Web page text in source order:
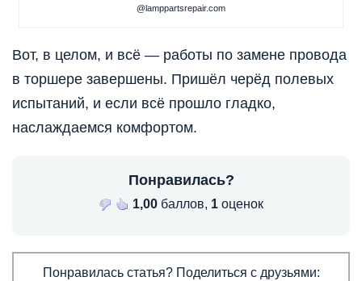
@lamppartsrepair.com
Вот, в целом, и всё — работы по замене провода
в торшере завершены. Пришёл черёд полевых
испытаний, и если всё прошло гладко,
наслаждаемся комфортом.
Понравилась?
1,00 баллов, 1 оценок
Понравилась статья? Поделиться с друзьями: